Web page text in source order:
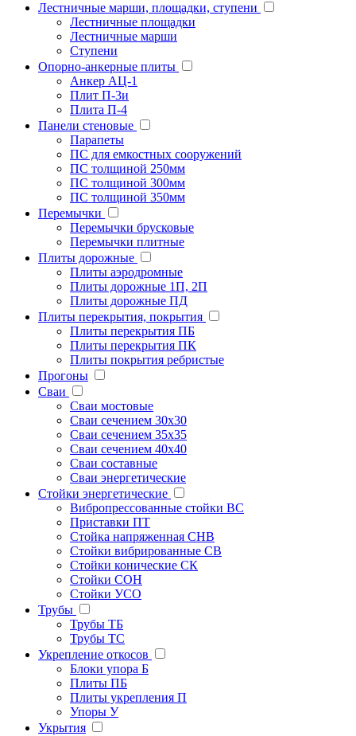
Лестничные марши, площадки, ступени
Лестничные площадки
Лестничные марши
Ступени
Опорно-анкерные плиты
Анкер АЦ-1
Плит П-3и
Плита П-4
Панели стеновые
Парапеты
ПС для емкостных сооружений
ПС толщиной 250мм
ПС толщиной 300мм
ПС толщиной 350мм
Перемычки
Перемычки брусковые
Перемычки плитные
Плиты дорожные
Плиты аэродромные
Плиты дорожные 1П, 2П
Плиты дорожные ПД
Плиты перекрытия, покрытия
Плиты перекрытия ПБ
Плиты перекрытия ПК
Плиты покрытия ребристые
Прогоны
Сваи
Сваи мостовые
Сваи сечением 30х30
Сваи сечением 35х35
Сваи сечением 40х40
Сваи составные
Сваи энергетические
Стойки энергетические
Вибропрессованные стойки ВС
Приставки ПТ
Стойка напряженная СНВ
Стойки вибрированные СВ
Стойки конические СК
Стойки СОН
Стойки УСО
Трубы
Трубы ТБ
Трубы ТС
Укрепление откосов
Блоки упора Б
Плиты ПБ
Плиты укрепления П
Упоры У
Укрытия